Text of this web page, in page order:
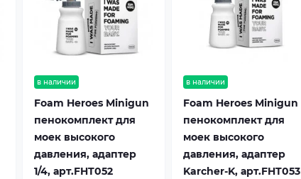
в наличии
Foam Heroes Minigun
пенокомплект для
моек высокого
давления, адаптер
1/4, арт.FHT052
в наличии
Foam Heroes Minigun
пенокомплект для
моек высокого
давления, адаптер
Karcher-K, арт.FHT053